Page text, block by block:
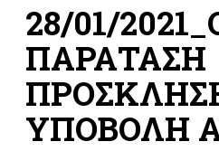
28/01/
ΠΑΡΑΤΑΣΗ
ΥΠΟΒΟΛΗ